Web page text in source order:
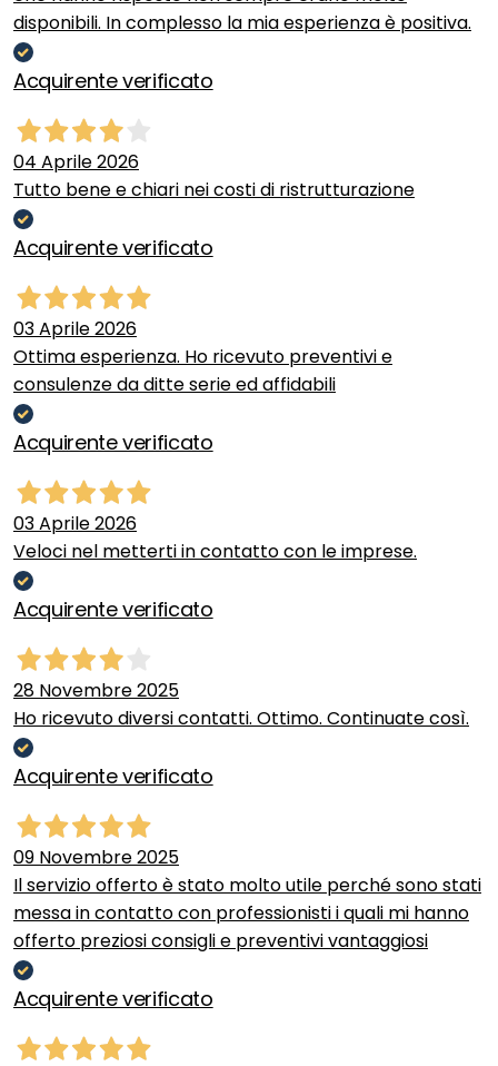
disponibili. In complesso la mia esperienza è positiva.
Acquirente verificato
04 Aprile 2026
Tutto bene e chiari nei costi di ristrutturazione
Acquirente verificato
03 Aprile 2026
Ottima esperienza. Ho ricevuto preventivi e
consulenze da ditte serie ed affidabili
Acquirente verificato
03 Aprile 2026
Veloci nel metterti in contatto con le imprese.
Acquirente verificato
28 Novembre 2025
Ho ricevuto diversi contatti. Ottimo. Continuate così.
Acquirente verificato
09 Novembre 2025
Il servizio offerto è stato molto utile perché sono stati
messa in contatto con professionisti i quali mi hanno
offerto preziosi consigli e preventivi vantaggiosi
Acquirente verificato